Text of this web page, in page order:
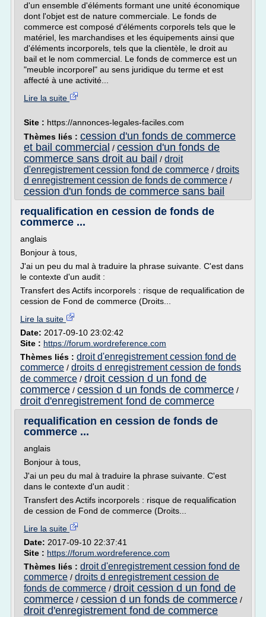
d'un ensemble d'éléments formant une unité économique
dont l'objet est de nature commerciale. Le fonds de
commerce est composé d'éléments corporels tels que le
matériel, les marchandises et les équipements ainsi que
d'éléments incorporels, tels que la clientèle, le droit au
bail et le nom commercial. Le fonds de commerce est un
"meuble incorporel" au sens juridique du terme et est
affecté à une activité...
Lire la suite
Site : https://annonces-legales-faciles.com
Thèmes liés : cession d'un fonds de commerce
et bail commercial / cession d'un fonds de
commerce sans droit au bail / droit
d'enregistrement cession fond de commerce / droits
d enregistrement cession de fonds de commerce /
cession d'un fonds de commerce sans bail
requalification en cession de fonds de
commerce ...
anglais
Bonjour à tous,
J'ai un peu du mal à traduire la phrase suivante. C'est dans
le contexte d'un audit :
Transfert des Actifs incorporels : risque de requalification de
cession de Fond de commerce (Droits...
Lire la suite
Date: 2017-09-10 23:02:42
Site : https://forum.wordreference.com
Thèmes liés : droit d'enregistrement cession fond de
commerce / droits d enregistrement cession de fonds
de commerce / droit cession d un fond de
commerce / cession d un fonds de commerce /
droit d'enregistrement fond de commerce
requalification en cession de fonds de
commerce ...
anglais
Bonjour à tous,
J'ai un peu du mal à traduire la phrase suivante. C'est
dans le contexte d'un audit :
Transfert des Actifs incorporels : risque de requalification
de cession de Fond de commerce (Droits...
Lire la suite
Date: 2017-09-10 22:37:41
Site : https://forum.wordreference.com
Thèmes liés : droit d'enregistrement cession fond de
commerce / droits d enregistrement cession de
fonds de commerce / droit cession d un fond de
commerce / cession d un fonds de commerce /
droit d'enregistrement fond de commerce